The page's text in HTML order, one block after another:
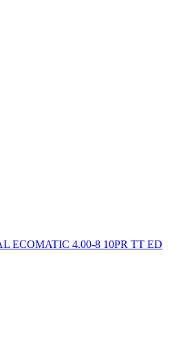
ECOMATIC 4.00-8 10PR TT ED